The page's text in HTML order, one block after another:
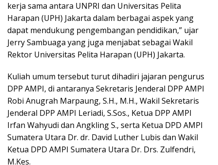
kerja sama antara UNPRI dan Universitas Pelita
Harapan (UPH) Jakarta dalam berbagai aspek yang
dapat mendukung pengembangan pendidikan,” ujar
Jerry Sambuaga yang juga menjabat sebagai Wakil
Rektor Universitas Pelita Harapan (UPH) Jakarta.
Kuliah umum tersebut turut dihadiri jajaran pengurus
DPP AMPI, di antaranya Sekretaris Jenderal DPP AMPI
Robi Anugrah Marpaung, S.H., M.H., Wakil Sekretaris
Jenderal DPP AMPI Leriadi, S.Sos., Ketua DPP AMPI
Irfan Wahyudi dan Angkling S., serta Ketua DPD AMPI
Sumatera Utara Dr. dr. David Luther Lubis dan Wakil
Ketua DPD AMPI Sumatera Utara Dr. Drs. Zulfendri,
M.Kes.